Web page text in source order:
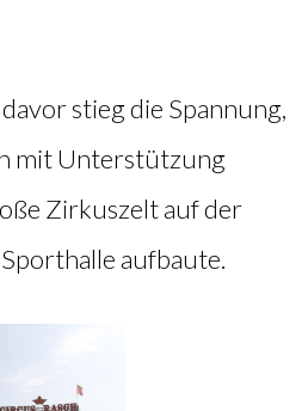
stieg die Spannung,
mit Unterstützung
Zirkuszelt auf der
aufbaute.